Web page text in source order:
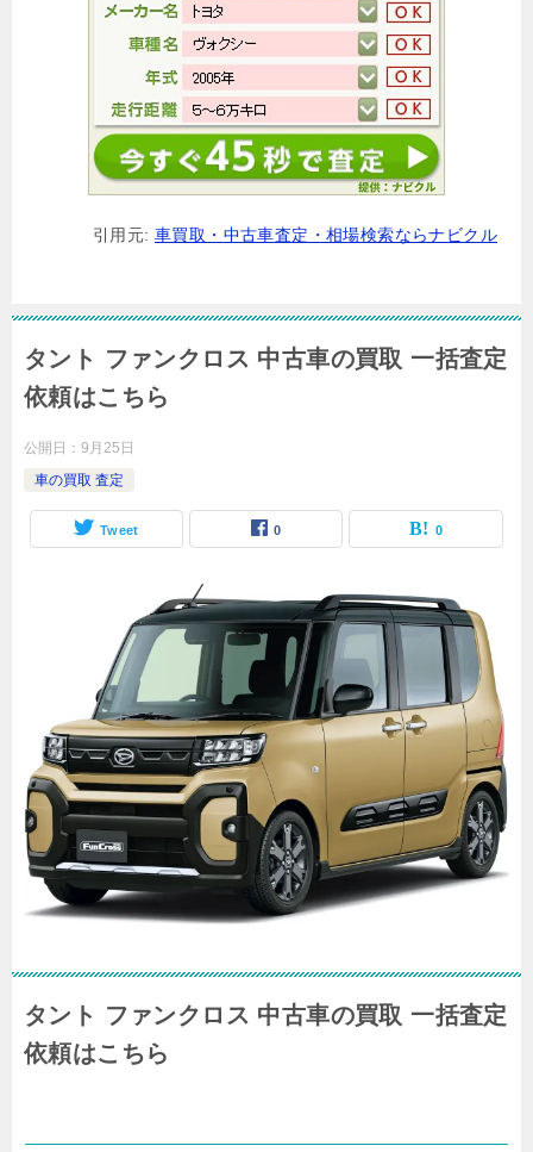
引用元: 車買取・中古車査定・相場検索ならナビクル
タント ファンクロス 中古車の買取 一括査定
依頼はこちら
公開日： 9月25日
車の買取 査定
Tweet 0 0
タント ファンクロス 中古車の買取 一括査定
依頼はこちら